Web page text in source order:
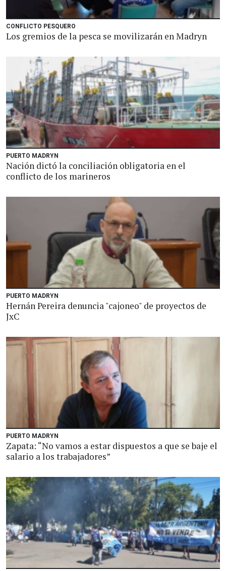
CONFLICTO PESQUERO
Los gremios de la pesca se movilizarán en Madryn
PUERTO MADRYN
Nación dictó la conciliación obligatoria en el
conflicto de los marineros
PUERTO MADRYN
Hernán Pereira denuncia "cajoneo" de proyectos de
JxC
PUERTO MADRYN
Zapata: “No vamos a estar dispuestos a que se baje el
salario a los trabajadores”